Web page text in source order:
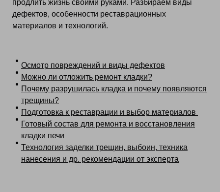
продлить жизнь своими руками. Разбираем виды
дефектов, особенности реставрационных
материалов и технологий.
Осмотр повреждений и виды дефектов
Можно ли отложить ремонт кладки?
Почему разрушилась кладка и почему появляются
трещины?
Подготовка к реставрации и выбор материалов
Готовый состав для ремонта и восстановления
кладки печи
Технология заделки трещин, выбоин, техника
нанесения и др. рекомендации от эксперта